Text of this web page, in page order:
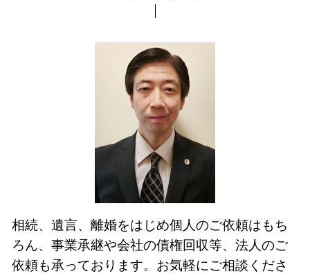
相続、遺言、離婚をはじめ個人のご依頼はもち
ろん、事業承継や会社の債権回収等、法人のご
依頼も承っております。お気軽にご相談くださ